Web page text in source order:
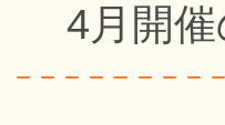
4月開